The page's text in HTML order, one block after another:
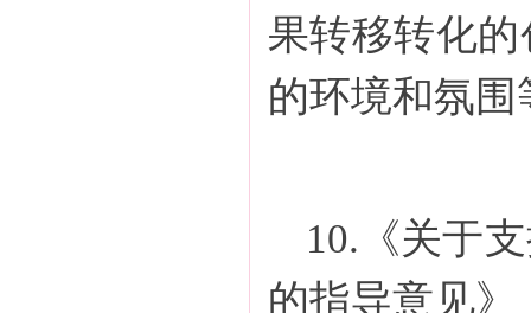
果转移转化
的环境和氛
10.《关于
的指导意见》